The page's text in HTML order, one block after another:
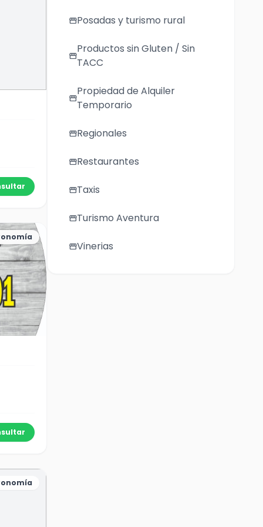
storefrontPosadas y turismo rural
storefront
Productos sin Gluten / Sin
TACC
storefront
Propiedad de Alquiler
Temporario
storefrontRegionales
storefrontRestaurantes
storefrontTaxis
storefrontTurismo Aventura
storefrontVinerias